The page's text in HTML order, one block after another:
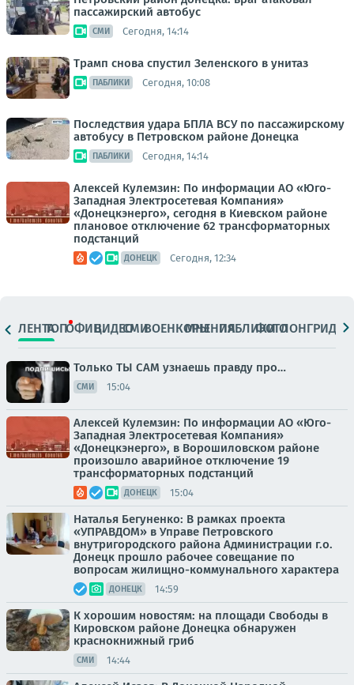
пассажирский автобус
СМИ Сегодня, 14:14
Трамп снова спустил Зеленского в унитаз
ПАБЛИКИ Сегодня, 10:08
Последствия удара БПЛА ВСУ по пассажирскому
автобусу в Петровском районе Донецка
ПАБЛИКИ Сегодня, 14:14
Алексей Кулемзин: По информации АО «Юго-
Западная Электросетевая Компания»
«Донецкэнерго», сегодня в Киевском районе
плановое отключение 62 трансформаторных
подстанций
ДОНЕЦК Сегодня, 12:34
ЛЕНТАТОПОФИЦ.ВИДЕОСМИВОЕНКОРЫМНЕНИЯПАБЛИКИ
ФОТОЛОНГРИДЫ
Только ТЫ САМ узнаешь правду про…
СМИ 15:04
Алексей Кулемзин: По информации АО «Юго-
Западная Электросетевая Компания»
«Донецкэнерго», в Ворошиловском районе
произошло аварийное отключение 19
трансформаторных подстанций
ДОНЕЦК 15:04
Наталья Бегуненко: В рамках проекта
«УПРАВДОМ» в Управе Петровского
внутригородского района Администрации г.о.
Донецк прошло рабочее совещание по
вопросам жилищно-коммунального характера
ДОНЕЦК 14:59
К хорошим новостям: на площади Свободы в
Кировском районе Донецка обнаружен
краснокнижный гриб
СМИ 14:44